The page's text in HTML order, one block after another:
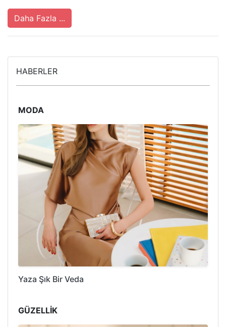
Daha Fazla ...
HABERLER
MODA
Yaza Şık Bir Veda
GÜZELLİK